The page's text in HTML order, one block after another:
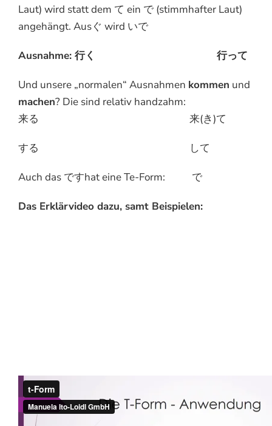
Laut) wird statt dem て ein で (stimmhafter Laut)
angehängt. Ausぐ wird いで
Ausnahme: 行く 行って
Und unsere „normalen“ Ausnahmen kommen und
machen? Die sind relativ handzahm:
来る 来(き)て
する して
Auch das ですhat eine Te-Form: で
Das Erklärvideo dazu, samt Beispielen: